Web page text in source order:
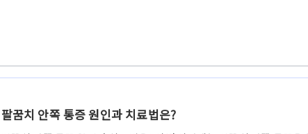
팔꿈치 안쪽 통증 원인과 치료법은?